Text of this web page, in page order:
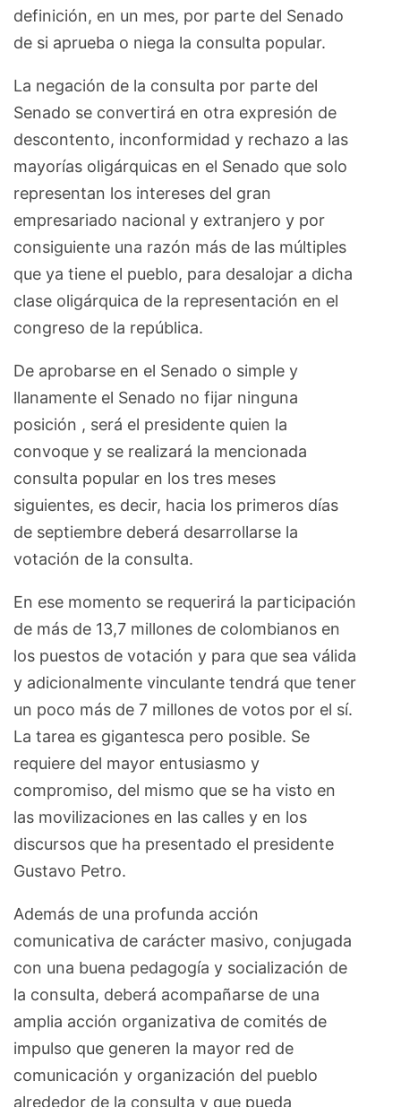
definición, en un mes, por parte del Senado
de si aprueba o niega la consulta popular.
La negación de la consulta por parte del
Senado se convertirá en otra expresión de
descontento, inconformidad y rechazo a las
mayorías oligárquicas en el Senado que solo
representan los intereses del gran
empresariado nacional y extranjero y por
consiguiente una razón más de las múltiples
que ya tiene el pueblo, para desalojar a dicha
clase oligárquica de la representación en el
congreso de la república.
De aprobarse en el Senado o simple y
llanamente el Senado no fijar ninguna
posición , será el presidente quien la
convoque y se realizará la mencionada
consulta popular en los tres meses
siguientes, es decir, hacia los primeros días
de septiembre deberá desarrollarse la
votación de la consulta.
En ese momento se requerirá la participación
de más de 13,7 millones de colombianos en
los puestos de votación y para que sea válida
y adicionalmente vinculante tendrá que tener
un poco más de 7 millones de votos por el sí.
La tarea es gigantesca pero posible. Se
requiere del mayor entusiasmo y
compromiso, del mismo que se ha visto en
las movilizaciones en las calles y en los
discursos que ha presentado el presidente
Gustavo Petro.
Además de una profunda acción
comunicativa de carácter masivo, conjugada
con una buena pedagogía y socialización de
la consulta, deberá acompañarse de una
amplia acción organizativa de comités de
impulso que generen la mayor red de
comunicación y organización del pueblo
alrededor de la consulta y que pueda